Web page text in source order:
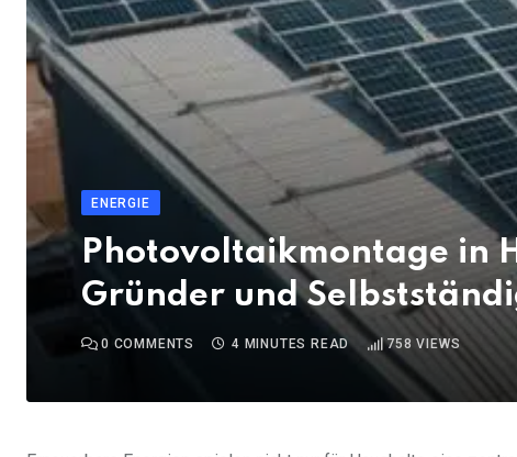
ENERGIE
Photovoltaikmontage in
Gründer und
0 COMMENTS 4 MINUTES READ 758 VIEWS